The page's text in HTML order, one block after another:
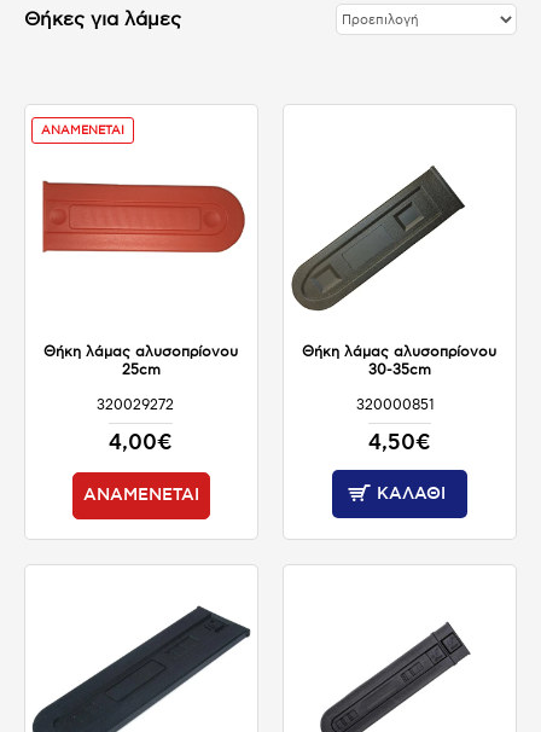
Θήκες για λάμες
ΑΝΑΜΕΝΕΤΑΙ
320029272
Θήκη λάμας αλυσοπρίονου
25cm
4,00€
ΑΝΑΜΕΝΕΤΑΙ
320000851
Θήκη λάμας αλυσοπρίονου
30-35cm
4,50€
ΚΑΛΆΘΙ